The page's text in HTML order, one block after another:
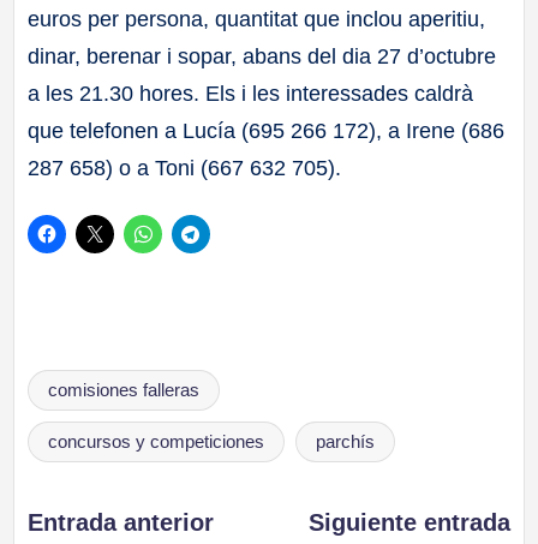
euros per persona, quantitat que inclou aperitiu,
dinar, berenar i sopar, abans del dia 27 d’octubre
a les 21.30 hores. Els i les interessades caldrà
que telefonen a Lucía (695 266 172), a Irene (686
287 658) o a Toni (667 632 705).
Etiquetas:
comisiones falleras
concursos y competiciones parchís
Entrada anterior Siguiente entrada